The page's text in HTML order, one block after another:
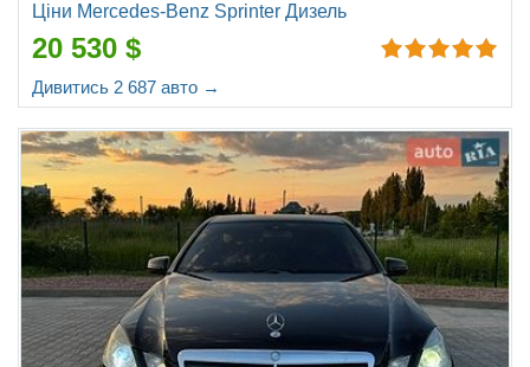
Ціни Mercedes-Benz Sprinter Дизель
20 530 $
Дивитись 2 687 авто →